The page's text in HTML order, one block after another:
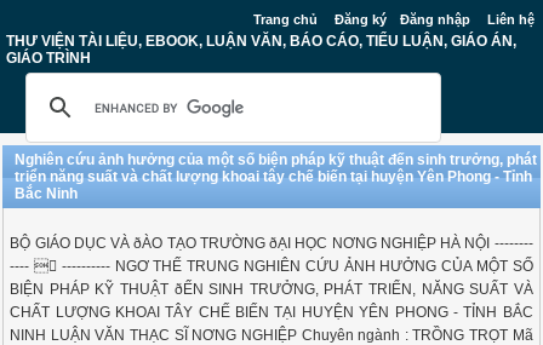
Trang chủ Đăng ký Đăng nhập Liên hệ
THƯ VIỆN TÀI LIỆU, EBOOK, LUẬN VĂN, BÁO CÁO, TIỂU LUẬN, GIÁO ÁN,
GIÁO TRÌNH
Nghiên cứu ảnh hưởng của một số biện pháp kỹ thuật đến sinh trưởng, phát
triển năng suất và chất lượng khoai tây chế biến tại huyện Yên Phong - Tỉnh
Bắc Ninh
BỘ GIÁO DỤC VÀ ðÀO TẠO TRƯỜNG ðẠI HỌC NƠNG NGHIỆP HÀ NỘI --------
----  ---------- NGƠ THẾ TRUNG NGHIÊN CỨU ẢNH HƯỞNG CỦA MỘT SỐ
BIỆN PHÁP KỸ THUẬT ðẾN SINH TRƯỞNG, PHÁT TRIỂN, NĂNG SUẤT VÀ
CHẤT LƯỢNG KHOAI TÂY CHẾ BIẾN TẠI HUYỆN YÊN PHONG - TỈNH BẮC
NINH LUẬN VĂN THẠC SĨ NƠNG NGHIỆP Chuyên ngành : TRỒNG TRỌT Mã